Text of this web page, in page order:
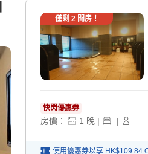
僅剩 2間房！
快閃優惠券
房價： 1 晚 | |
使用優惠券以享 HK$109.84